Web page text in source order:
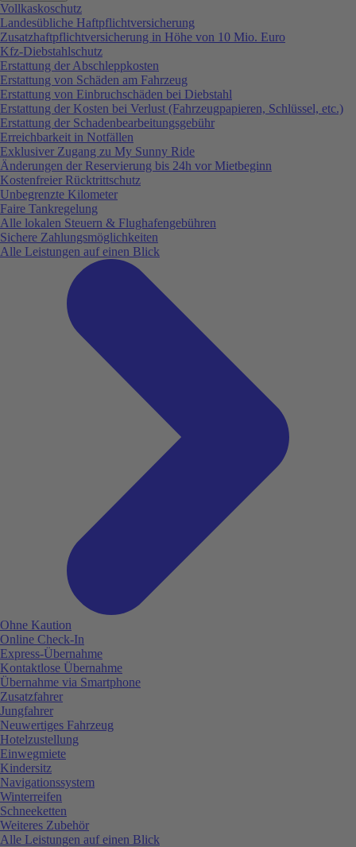
Vollkaskoschutz
Landesübliche Haftpflichtversicherung
Zusatzhaftpflichtversicherung in Höhe von 10 Mio. Euro
Kfz-Diebstahlschutz
Erstattung der Abschleppkosten
Erstattung von Schäden am Fahrzeug
Erstattung von Einbruchschäden bei Diebstahl
Erstattung der Kosten bei Verlust (Fahrzeugpapieren, Schlüssel, etc.)
Erstattung der Schadenbearbeitungsgebühr
Erreichbarkeit in Notfällen
Exklusiver Zugang zu My Sunny Ride
Änderungen der Reservierung bis 24h vor Mietbeginn
Kostenfreier Rücktrittschutz
Unbegrenzte Kilometer
Faire Tankregelung
Alle lokalen Steuern & Flughafengebühren
Sichere Zahlungsmöglichkeiten
Alle Leistungen auf einen Blick
Ohne Kaution
Online Check-In
Express-Übernahme
Kontaktlose Übernahme
Übernahme via Smartphone
Zusatzfahrer
Jungfahrer
Neuwertiges Fahrzeug
Hotelzustellung
Einwegmiete
Kindersitz
Navigationssystem
Winterreifen
Schneeketten
Weiteres Zubehör
Alle Leistungen auf einen Blick